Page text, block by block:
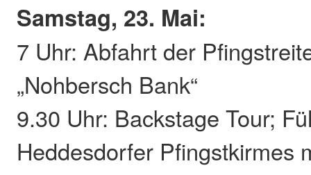
Samstag, 23. Mai:
7 Uhr: Abfahrt der
„Nohbersch Bank“
9.30 Uhr: Backstage Tour;
Heddesdorfer Pfingstkirmes